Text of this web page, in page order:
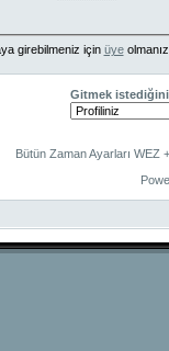
girebilmeniz için üye
Gitmek
Bütün Zaman Ayarları WEZ